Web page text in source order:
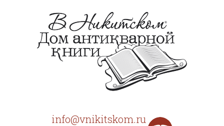
info@vnikitskom.ru